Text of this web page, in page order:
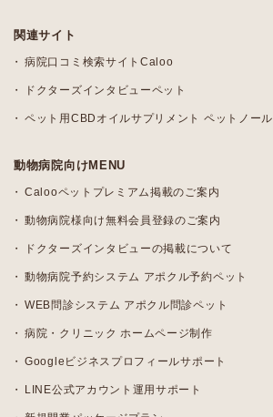
関連サイト
病院口コミ検索サイトCaloo
ドクターズインタビューペット
ペット用CBDオイルサプリメント ペットノール
動物病院向けMENU
Calooペットプレミアム掲載のご案内
動物病院様向け無料会員登録のご案内
ドクターズインタビューの掲載について
動物病院予約システム アポクル予約ペット
WEB問診システム アポクル問診ペット
病院・クリニック ホームページ制作
Googleビジネスプロフィールサポート
LINE公式アカウント運用サポート